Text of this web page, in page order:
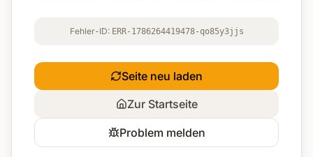
Fehler-ID: ERR-1786264419478-qo85y3jjs
Seite neu laden
Zur Startseite
Problem melden